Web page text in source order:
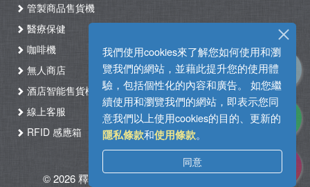
我們使用cookies來了解您如何使用和瀏
覽我們的網站，並藉此提升您的使用體
驗，包括個性化的內容和廣告。 如您繼
續使用和瀏覽我們的網站，即表示您同
意我們以上使用cookies的目的、更新的
隱私條款和使用條款。
同意
管製商品售貨機
醫療保健
咖啡機
無人商店
酒店智能售貨機自助入住系統
線上客服
RFID 感應箱
© 2026 釋能。版權所有